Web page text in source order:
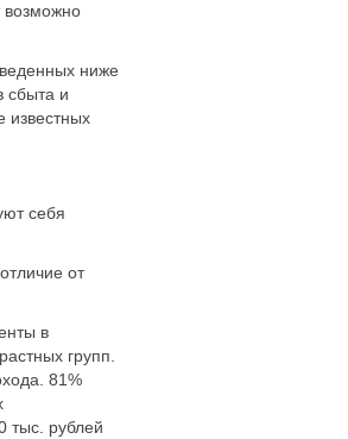
возможно
ниже
сбыта и
известных
себя
от
в
групп.
81%
тыс. рублей